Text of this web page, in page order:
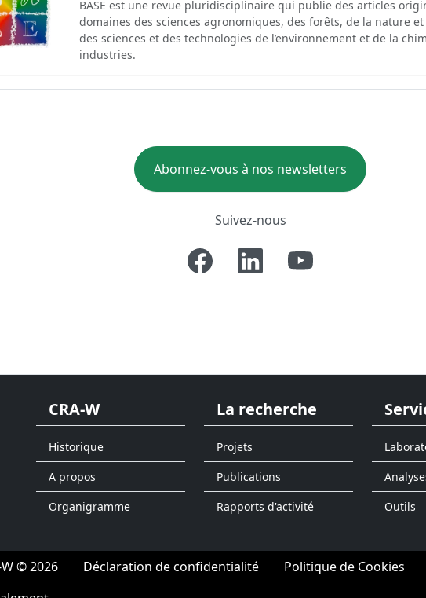
BASE est une revue pluridisciplinaire qui publie des articles
domaines des sciences agronomiques, des forêts, de la nature et
des sciences et des technologies de l’environnement et de la
industries.
Abonnez-vous à nos newsletters
Suivez-nous
CRA-W
Historique
A propos
Organigramme
La recherche
Projets
Publications
Rapports d'activité
Outils
W © 2026 Déclaration de confidentialité Politique de Cookies